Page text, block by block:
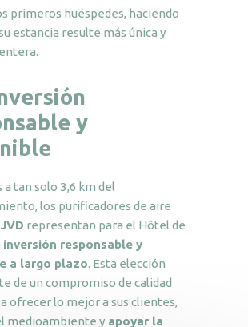
primeros huéspedes, haciendo
estancia resulte más única y
y
a tan solo 3,6 km del
los purificadores de aire
representan para el Hôtel de
inversión responsable y
a largo plazo. Esta elección
de un compromiso de calidad
ofrecer lo mejor a sus clientes,
medioambiente y apoyar la